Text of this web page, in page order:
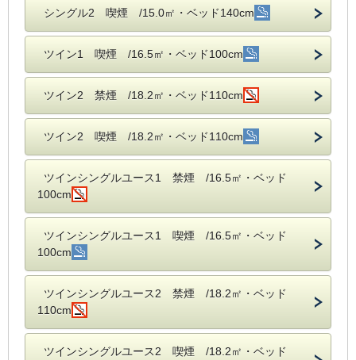
シングル2 喫煙 /15.0㎡・ベッド140cm
ツイン1 喫煙 /16.5㎡・ベッド100cm
ツイン2 禁煙 /18.2㎡・ベッド110cm
ツイン2 喫煙 /18.2㎡・ベッド110cm
ツインシングルユース1 禁煙 /16.5㎡・ベッド
100cm
ツインシングルユース1 喫煙 /16.5㎡・ベッド
100cm
ツインシングルユース2 禁煙 /18.2㎡・ベッド
110cm
ツインシングルユース2 喫煙 /18.2㎡・ベッド